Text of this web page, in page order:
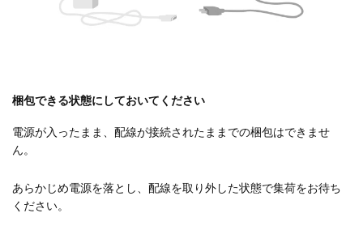
梱包できる状態にしておいてください
電源が入ったまま、配線が接続されたままでの梱包はできませ
ん。
あらかじめ電源を落とし、配線を取り外した状態で集荷をお待ち
ください。